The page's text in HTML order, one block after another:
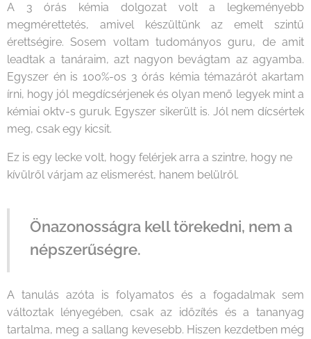
A 3 órás kémia dolgozat volt a legkeményebb
megmérettetés, amivel készültünk az emelt szintű
érettségire. Sosem voltam tudományos guru, de amit
leadtak a tanáraim, azt nagyon bevágtam az agyamba.
Egyszer én is 100%-os 3 órás kémia témazárót akartam
írni, hogy jól megdícsérjenek és olyan menő legyek mint a
kémiai oktv-s guruk. Egyszer sikerült is. Jól nem dícsértek
meg, csak egy kicsit.
Ez is egy lecke volt, hogy felérjek arra a szintre, hogy ne
kívülről várjam az elismerést, hanem belülről.
Önazonosságra kell törekedni, nem a
népszerűségre.
A tanulás azóta is folyamatos és a fogadalmak sem
változtak lényegében, csak az időzítés és a tananyag
tartalma, meg a sallang kevesebb. Hiszen kezdetben még